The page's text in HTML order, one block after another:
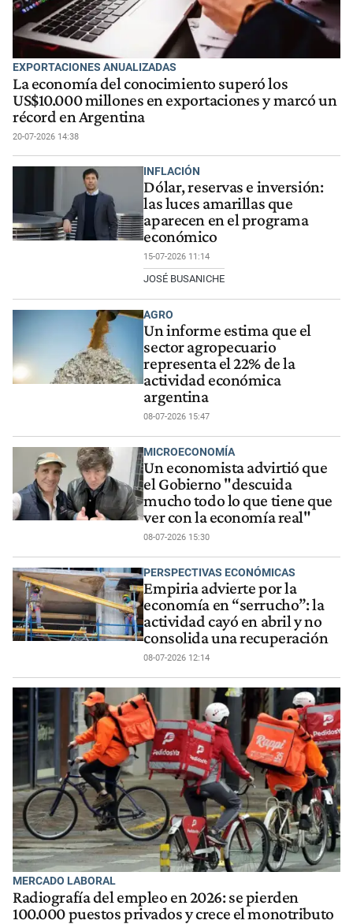
EXPORTACIONES ANUALIZADAS
La economía del conocimiento superó los
US$10.000 millones en exportaciones y marcó un
récord en Argentina
20-07-2026 14:38
INFLACIÓN
Dólar, reservas e inversión:
las luces amarillas que
aparecen en el programa
económico
15-07-2026 11:14
JOSÉ BUSANICHE
AGRO
Un informe estima que el
sector agropecuario
representa el 22% de la
actividad económica
argentina
08-07-2026 15:47
MICROECONOMÍA
Un economista advirtió que
el Gobierno "descuida
mucho todo lo que tiene que
ver con la economía real"
08-07-2026 15:30
PERSPECTIVAS ECONÓMICAS
Empiria advierte por la
economía en “serrucho”: la
actividad cayó en abril y no
consolida una recuperación
08-07-2026 12:14
MERCADO LABORAL
Radiografía del empleo en 2026: se pierden
100.000 puestos privados y crece el monotributo